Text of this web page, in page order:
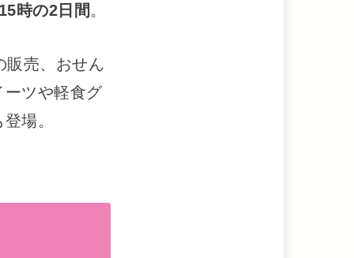
時の2日間 。
販売、おせん
ーツや軽食グ
場。